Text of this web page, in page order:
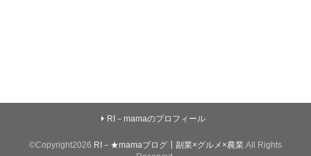
RI－mamaのプロフィール
©Copyright2026 RI－★mamaブログ┃副業×グルメ×農業 .All Rights